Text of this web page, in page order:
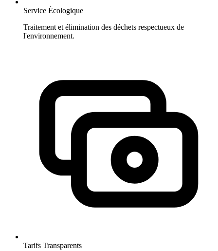
Service Écologique
Traitement et élimination des déchets respectueux de
l'environnement.
Tarifs Transparents